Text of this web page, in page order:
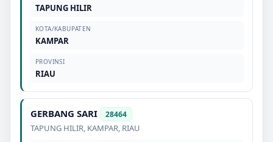
TAPUNG HILIR
KOTA/KABUPATEN
KAMPAR
PROVINSI
RIAU
GERBANG SARI 28464
TAPUNG HILIR, KAMPAR, RIAU